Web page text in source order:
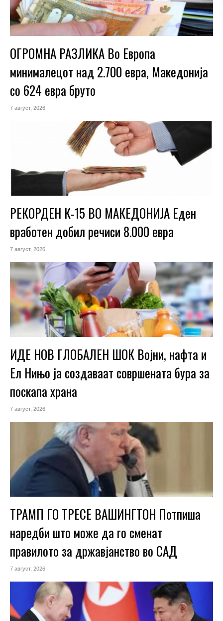
ОГРОМНА РАЗЛИКА Во Европа
минималецот над 2.700 евра, Македонија
со 624 евра бруто
7 август, 2026
РЕКОРДЕН К-15 ВО МАКЕДОНИЈА Еден
вработен добил речиси 8.000 евра
7 август, 2026
ИДЕ НОВ ГЛОБАЛЕН ШОК Војни, нафта и
Ел Нињо ја создаваат совршената бура за
поскапа храна
7 август, 2026
ТРАМП ГО ТРЕСЕ ВАШИНГТОН Потпиша
наредби што може да го сменат
правилото за државјанство во САД
7 август, 2026